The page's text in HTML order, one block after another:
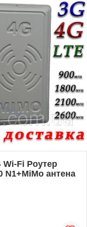
Wi-Fi Роутер
N1+MiMo антена